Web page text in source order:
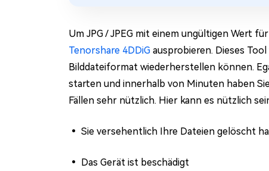
Um JPG / JPEG mit einem ungültigen Wert
Tenorshare 4DDiG ausprobieren. Dieses
Bilddateiformat wiederherstellen können.
starten und innerhalb von Minuten haben
Fällen sehr nützlich. Hier kann es nützlich
• Sie versehentlich Ihre Dateien gelöscht
• Das Gerät ist beschädigt